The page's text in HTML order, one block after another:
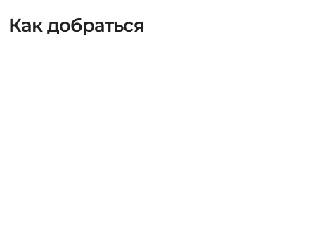
Как добраться